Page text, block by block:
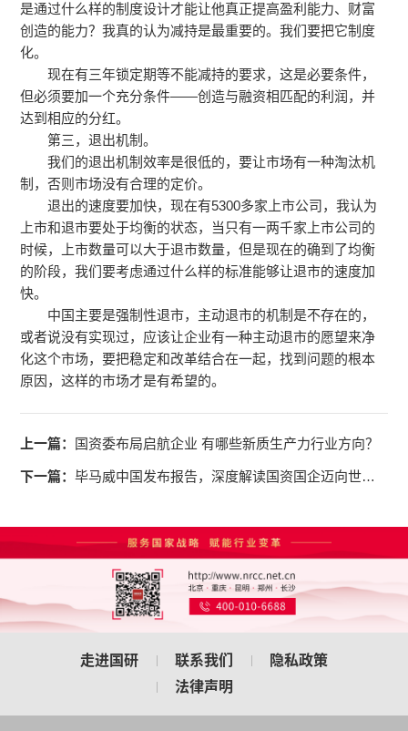
是通过什么样的制度设计才能让他真正提高盈利能力、财富
创造的能力？我真的认为减持是最重要的。我们要把它制度
化。
现在有三年锁定期等不能减持的要求，这是必要条件，
但必须要加一个充分条件——创造与融资相匹配的利润，并
达到相应的分红。
第三，退出机制。
我们的退出机制效率是很低的，要让市场有一种淘汰机
制，否则市场没有合理的定价。
退出的速度要加快，现在有5300多家上市公司，我认为
上市和退市要处于均衡的状态，当只有一两千家上市公司的
时候，上市数量可以大于退市数量，但是现在的确到了均衡
的阶段，我们要考虑通过什么样的标准能够让退市的速度加
快。
中国主要是强制性退市，主动退市的机制是不存在的，
或者说没有实现过，应该让企业有一种主动退市的愿望来净
化这个市场，要把稳定和改革结合在一起，找到问题的根本
原因，这样的市场才是有希望的。
上一篇： 国资委布局启航企业 有哪些新质生产力行业方向？
下一篇： 毕马威中国发布报告，深度解读国资国企迈向世界一流的发展路径
走进国研 联系我们
隐私政策
法律声明